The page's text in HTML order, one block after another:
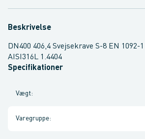
Beskrivelse
DN400 406,4 Svejsekrave S-8 EN 1092-
AISI316L 1.4404
Specifikationer
Vægt:
Varegruppe: